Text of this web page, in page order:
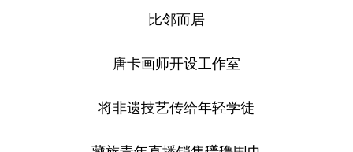
比邻而居
唐卡画师开设工作室
将非遗技艺传给年轻学徒